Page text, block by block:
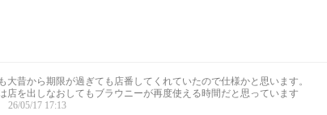
大昔から期限が過ぎても店番してくれていたので仕様かと思います。
店を出しなおしてもブラウニーが再度使える時間だと思っています
26/05/17 17:13